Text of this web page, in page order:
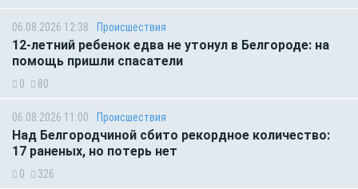
06.08.2026 12:38 Происшествия
12-летний ребенок едва не утонул в Белгороде: на
помощь пришли спасатели
0 80
06.08.2026 11:00 Происшествия
Над Белгородчиной сбито рекордное количество:
17 раненых, но потерь нет
0 326